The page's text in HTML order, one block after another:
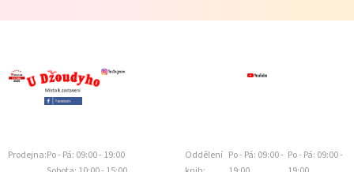
Prodejna:Po - Pá: 09:00 - 19:00
Oddělení Po - Pá: 09:00 - Po - Pá: 09:00 -